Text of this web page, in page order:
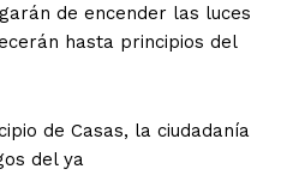
de encender las luces
hasta principios del
de Casas, la ciudadanía
del ya